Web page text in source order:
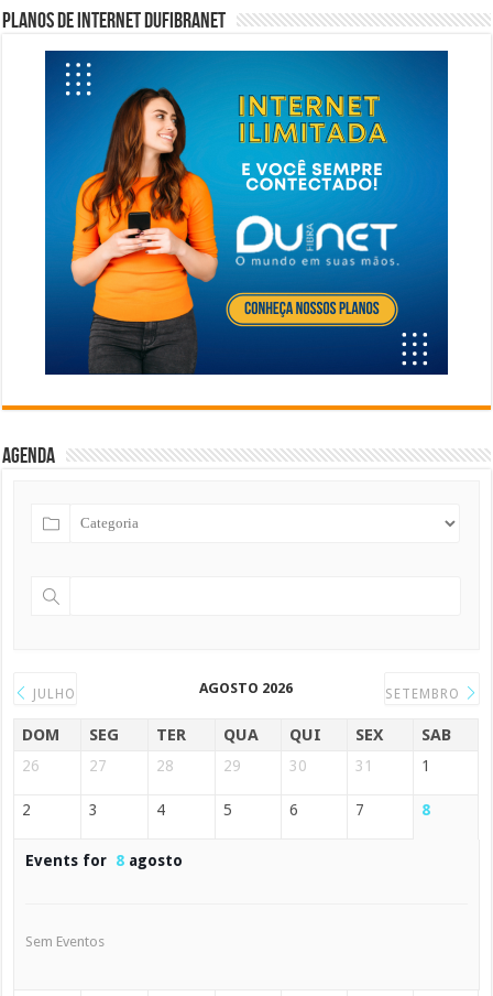
Planos de internet DUFIBRANET
Agenda
JULHO AGOSTO 2026 SETEMBRO
DOM SEG TER QUA QUI SEX SAB
26 27 28 29 30 31 1
2 3 4 5 6 7 8
Events for 8 agosto
Sem Eventos